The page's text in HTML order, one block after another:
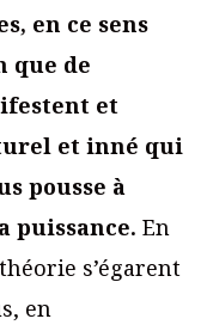
en ce sens
que de
et
et inné qui
pousse à
puissance. En
s’égarent
en